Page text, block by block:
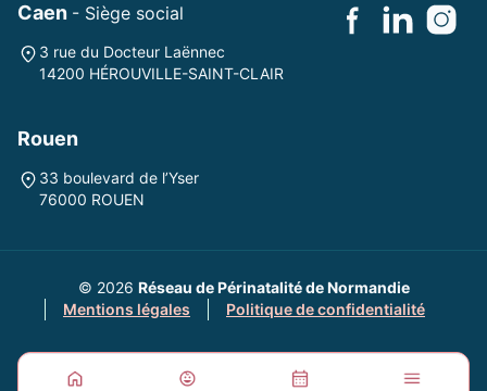
Caen - Siège social
3 rue du Docteur Laënnec
14200 HÉROUVILLE-SAINT-CLAIR
Rouen
33 boulevard de l’Yser
76000 ROUEN
© 2026 Réseau de Périnatalité de Normandie
Mentions légales
Politique de confidentialité